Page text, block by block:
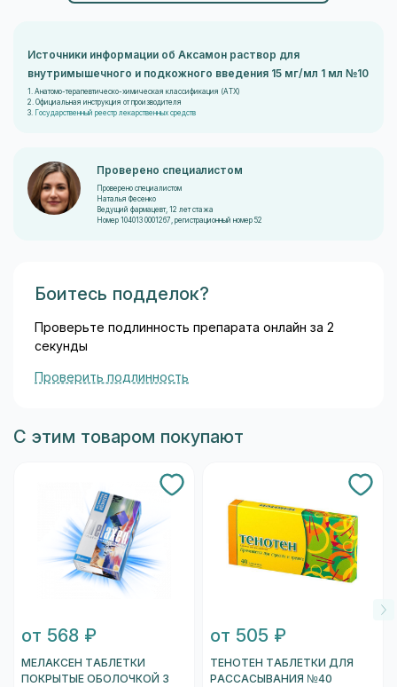
Источники информации об Аксамон раствор для
внутримышечного и подкожного введения 15 мг/мл 1 мл №10
1. Анатомо-терапевтическо-химическая классификация (ATX)
2. Официальная инструкция от производителя
3.
Государственный реестр лекарственных средств
Проверено специалистом
Проверено специалистом
Наталья Фесенко
Ведущий фармацевт, 12 лет стажа
Номер 104013 0001267, регистрационный номер 52
Боитесь подделок?
Проверьте подлинность препарата онлайн за 2
секунды
Проверить подлинность
С этим товаром покупают
от 568 ₽
МЕЛАКСЕН ТАБЛЕТКИ
ПОКРЫТЫЕ ОБОЛОЧКОЙ 3
от 505 ₽
ТЕНОТЕН ТАБЛЕТКИ ДЛЯ
РАССАСЫВАНИЯ №40